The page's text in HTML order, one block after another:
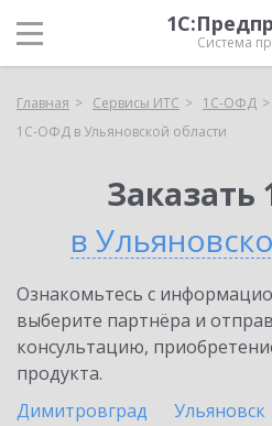
Система
Главная Сервисы ИТС
1С-ОФД
1С-ОФД в Ульяновской области
в
Ознакомьтесь с
выберите партнёра и
консультацию,
продукта.
Димитровград
Ульяновск